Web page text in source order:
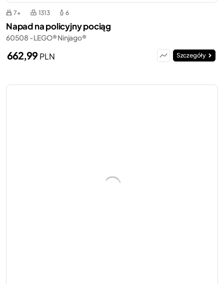
7+ 1313 6
Napad na policyjny pociąg
60508 - LEGO® Ninjago®
662,99PLN Szczegóły